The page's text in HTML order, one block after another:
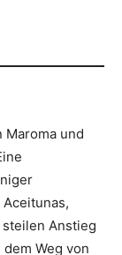
Maroma und
Anstieg
Weg von